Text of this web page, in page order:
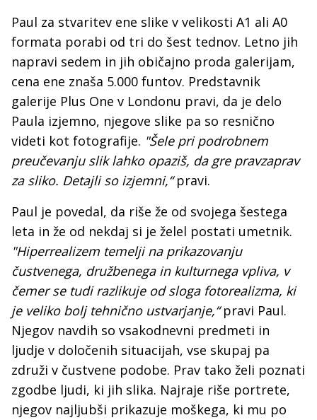
Paul za stvaritev ene slike v velikosti A1 ali A0
formata porabi od tri do šest tednov. Letno jih
napravi sedem in jih običajno proda galerijam,
cena ene znaša 5.000 funtov. Predstavnik
galerije Plus One v Londonu pravi, da je delo
Paula izjemno, njegove slike pa so resnično
videti kot fotografije. "Šele pri podrobnem
preučevanju slik lahko opaziš, da gre pravzaprav
za sliko. Detajli so izjemni,“pravi.
Paul je povedal, da riše že od svojega šestega
leta in že od nekdaj si je želel postati umetnik.
"Hiperrealizem temelji na prikazovanju
čustvenega, družbenega in kulturnega vpliva, v
čemer se tudi razlikuje od sloga fotorealizma, ki
je veliko bolj tehnično ustvarjanje,“pravi Paul.
Njegov navdih so vsakodnevni predmeti in
ljudje v določenih situacijah, vse skupaj pa
združi v čustvene podobe. Prav tako želi poznati
zgodbe ljudi, ki jih slika. Najraje riše portrete,
njegov najljubši prikazuje moškega, ki mu po